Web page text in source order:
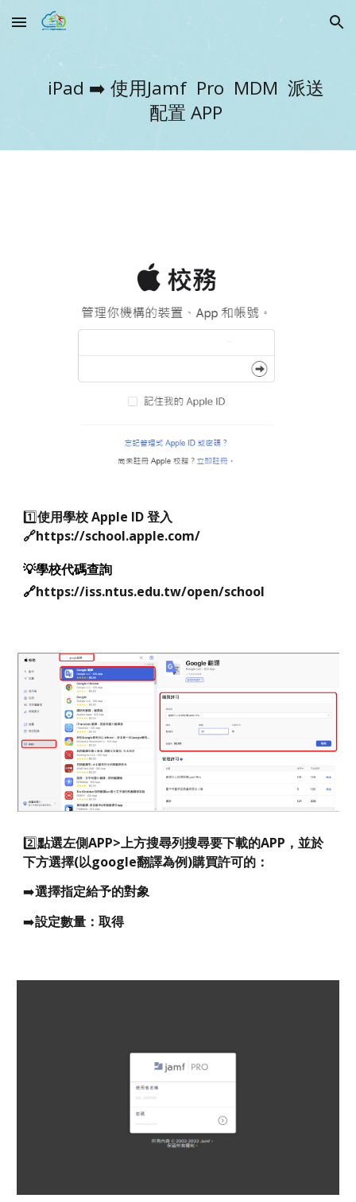
Skip to main content Skip to navigation
iPad ➡️ 使用Jamf Pro MDM 派送
配置 APP
1️⃣使用學校 Apple ID 登入
🔗https://school.apple.com/
💡學校代碼查詢
🔗https://iss.ntus.edu.tw/open/school
2️⃣點選左側APP>上方搜尋列搜尋要下載的APP，並於
下方選擇(以google翻譯為例)購買許可的：
➡️選擇指定給予的對象
➡️設定數量：取得